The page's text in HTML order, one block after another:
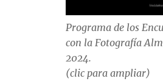
Programa de los
con la Fotografía
2024.
(clic para ampliar)